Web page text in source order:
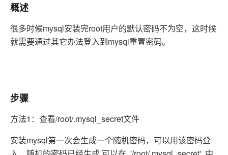
概述
很多时候mysql安装完root用户的默认密码不为空，这时候
就需要通过其它办法登入到mysql重置密码。
步骤
方法1：查看/root/.mysql_secret文件
安装mysql第一次会生成一个随机密码，可以用该密码登